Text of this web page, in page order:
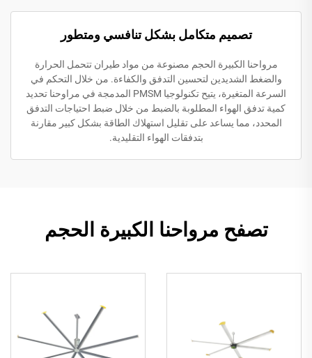
تصميم متكامل بشكل تنافسي ومتطور
مرواحنا الكبيرة الحجم مصنوعة من مواد طيران تتحمل الحرارة
والضغط الشديدين لتحسين التدفق والكفاءة. من خلال التحكم في
السرعة المتغيرة، يتيح تكنولوجيا PMSM المدمجة في مراوحنا تحديد
كمية تدفق الهواء المطلوبة بالضبط من خلال ضبط احتياجات التدفق
المحدد، مما يساعد على تقليل استهلاك الطاقة بشكل كبير مقارنة
بتدفقات الهواء التقليدية.
تصفح مرواحنا الكبيرة الحجم